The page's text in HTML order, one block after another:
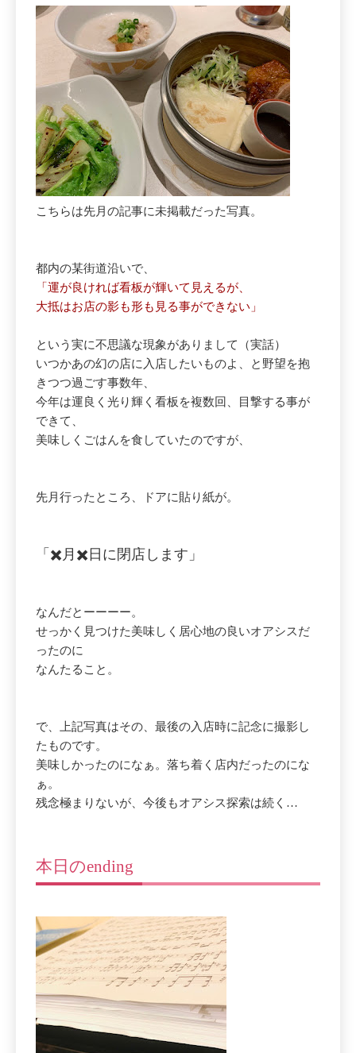
こちらは先月の記事に未掲載だった写真。
都内の某街道沿いで、
「運が良ければ看板が輝いて見えるが、
大抵はお店の影も形も見る事ができない」
という実に不思議な現象がありまして（実話）
いつかあの幻の店に入店したいものよ、と野望を抱
きつつ過ごす事数年、
今年は運良く光り輝く看板を複数回、目撃する事が
できて、
美味しくごはんを食していたのですが、
先月行ったところ、ドアに貼り紙が。
「✖️月✖️日に閉店します」
なんだとーーーー。
せっかく見つけた美味しく居心地の良いオアシスだ
ったのに
なんたること。
で、上記写真はその、最後の入店時に記念に撮影し
たものです。
美味しかったのになぁ。落ち着く店内だったのにな
ぁ。
残念極まりないが、今後もオアシス探索は続く…
本日のending